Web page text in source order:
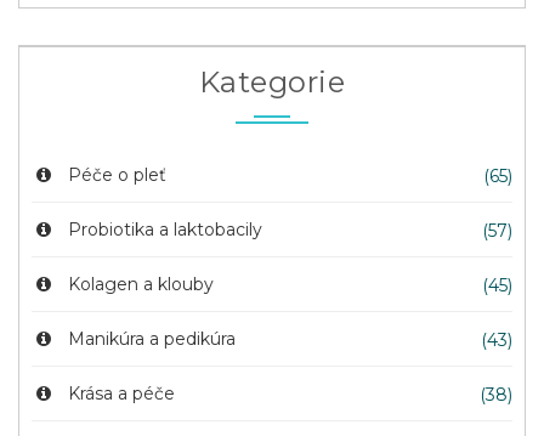
Kategorie
Péče o pleť (65)
Probiotika a laktobacily (57)
Kolagen a klouby (45)
Manikúra a pedikúra (43)
Krása a péče (38)